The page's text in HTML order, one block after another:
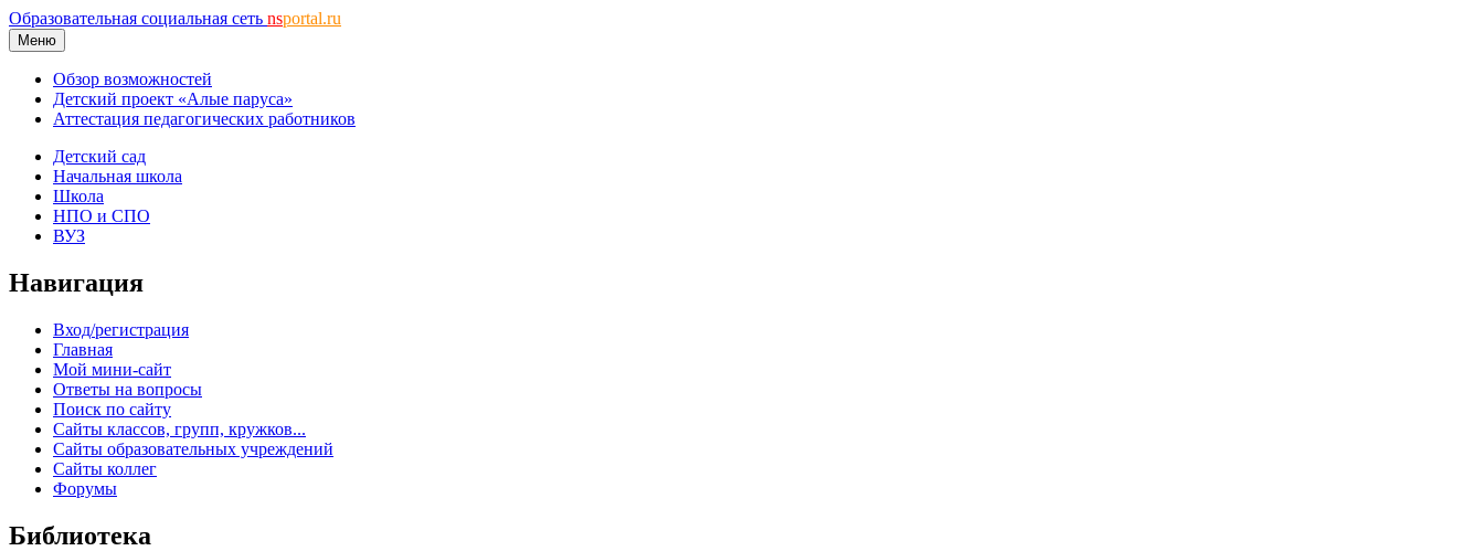
Образовательная социальная сеть nsportal.ru
Меню
Обзор возможностей
Детский проект «Алые паруса»
Аттестация педагогических работников
Детский сад
Начальная школа
Школа
НПО и СПО
ВУЗ
Навигация
Вход/регистрация
Главная
Мой мини-сайт
Ответы на вопросы
Поиск по сайту
Сайты классов, групп, кружков...
Сайты образовательных учреждений
Сайты коллег
Форумы
Библиотека